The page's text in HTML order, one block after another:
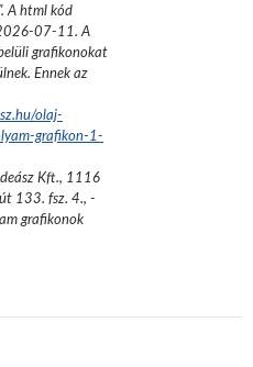
”.A html kód
07-11. A
grafikonokat
Ennek az
olaj-
grafikon-1-
Kft., 1116
133. fsz. 4., -
grafikonok